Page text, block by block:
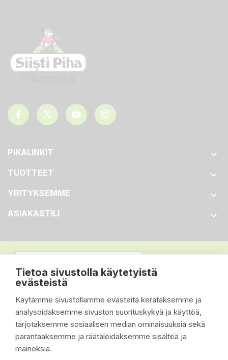
Tietoa sivustolla käytetyistä
evästeistä
Käytämme sivustollamme evästeitä kerätäksemme ja
analysoidaksemme sivuston suorituskykyä ja käyttöä,
tarjotaksemme sosiaalisen median ominaisuuksia sekä
parantaaksemme ja räätälöidäksemme sisältöä ja
mainoksia.
PIKALINKIT 
TUOTTEET 
YRITYKSEMME 
ASIAKASTILI 